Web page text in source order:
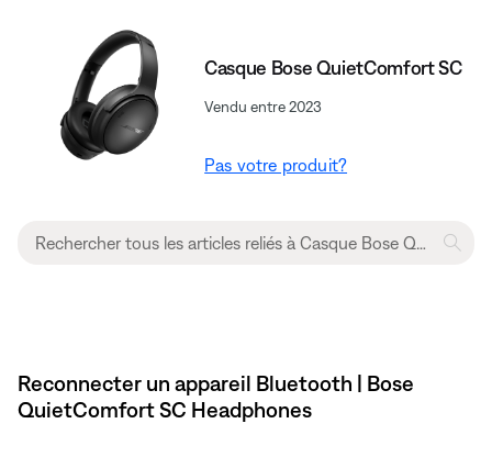
Casque Bose QuietComfort SC
Vendu entre 2023
Pas votre produit?
Reconnecter un appareil Bluetooth | Bose
QuietComfort SC Headphones